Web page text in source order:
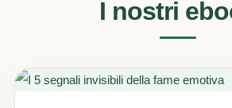
I nostri